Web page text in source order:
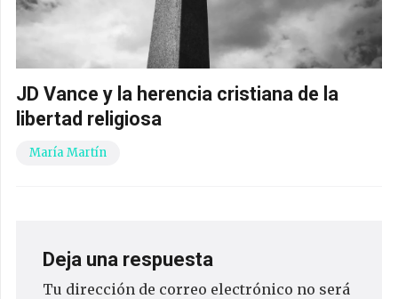
JD Vance y la herencia cristiana de la
libertad religiosa
María Martín
Deja una respuesta
Tu dirección de correo electrónico no será